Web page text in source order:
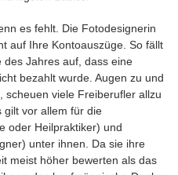
Zeitraum abgelaufen,
die wiederkehrende Zahlung
Endnutzer*innen bezahlen nur
haben. Die Zahlung basiert
z. B. pro Transaktion, pro
zwei Angebote. Erst stellst du
es fehlt. Die Fotodesignerin
auf Ihre Kontoauszüge. So fällt
des Jahres auf, dass eine
bezahlt wurde. Augen zu und
scheuen viele Freiberufler allzu
gilt vor allem für die
oder Heilpraktiker) und
unter ihnen. Da sie ihre
meist höher bewerten als das